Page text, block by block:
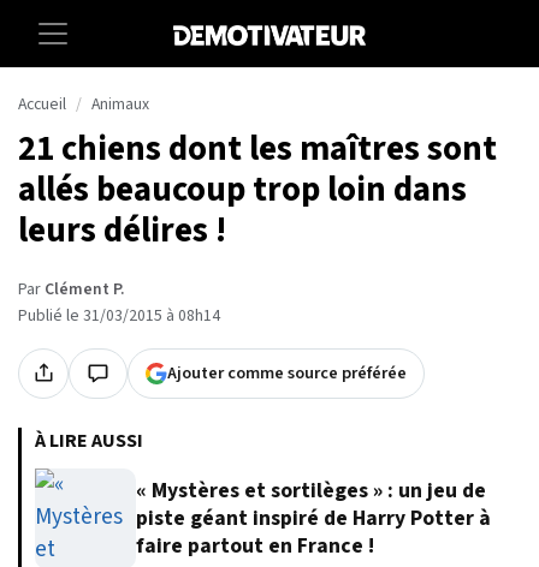
Accueil Animaux
21 chiens dont les maîtres sont
allés beaucoup trop loin dans
leurs délires !
Par Clément P.
Publié le 31/03/2015 à 08h14
Ajouter comme source préférée
À LIRE AUSSI
« Mystères et sortilèges » : un jeu de
piste géant inspiré de Harry Potter à
faire partout en France !